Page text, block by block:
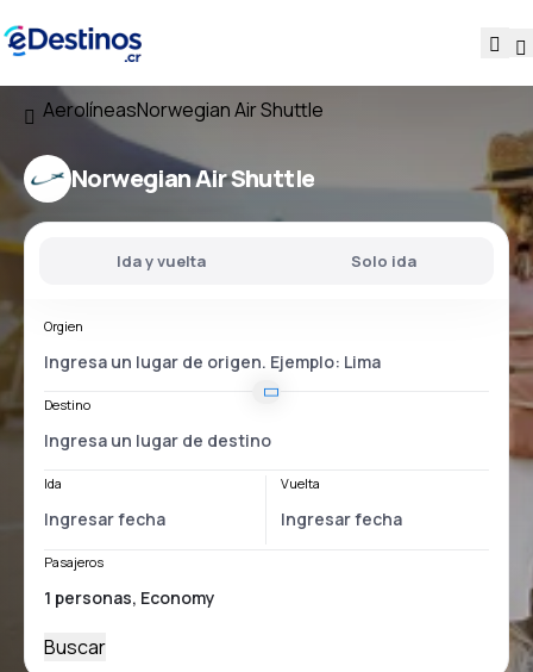
AerolíneasNorwegian Air Shuttle
Norwegian Air Shuttle
Ida y vuelta Solo ida
Orgien
Destino
Ida Vuelta
Pasajeros
Buscar